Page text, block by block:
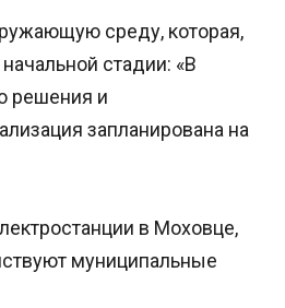
среду, которая,
стадии: «В
решения и
запланирована на
в Моховце,
муниципальные